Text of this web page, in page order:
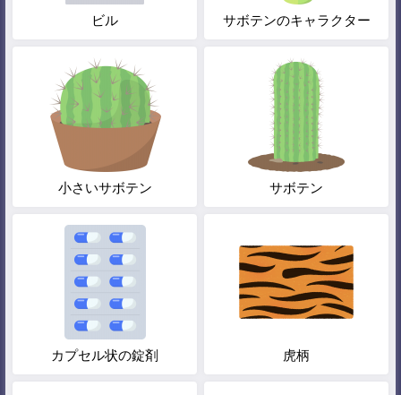
ビル サボテンのキャラクター
小さいサボテン サボテン
カプセル状の錠剤 虎柄